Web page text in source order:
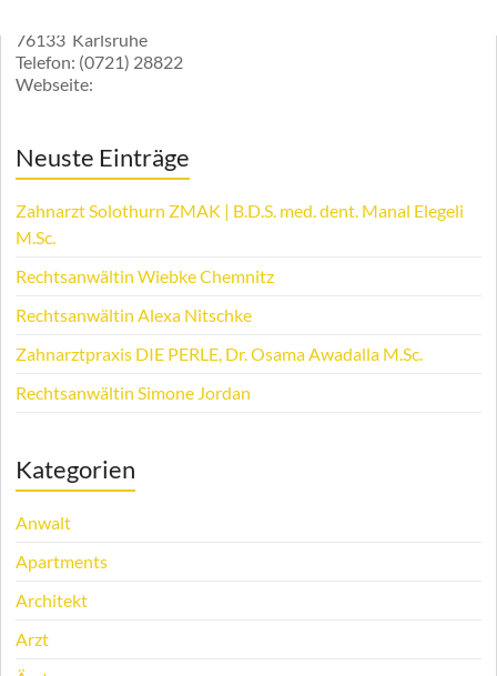
76133 Karlsruhe
Telefon: (0721) 28822
Webseite:
Neuste Einträge
Zahnarzt Solothurn ZMAK | B.D.S. med. dent. Manal Elegeli
M.Sc.
Rechtsanwältin Wiebke Chemnitz
Rechtsanwältin Alexa Nitschke
Zahnarztpraxis DIE PERLE, Dr. Osama Awadalla M.Sc.
Rechtsanwältin Simone Jordan
Kategorien
Anwalt
Apartments
Architekt
Arzt